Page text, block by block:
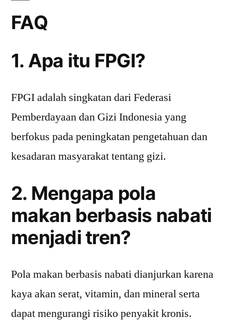
FAQ
1. Apa itu FPGI?
FPGI adalah singkatan dari Federasi
Pemberdayaan dan Gizi Indonesia yang
berfokus pada peningkatan pengetahuan dan
kesadaran masyarakat tentang gizi.
2. Mengapa pola
makan berbasis nabati
menjadi tren?
Pola makan berbasis nabati dianjurkan karena
kaya akan serat, vitamin, dan mineral serta
dapat mengurangi risiko penyakit kronis.